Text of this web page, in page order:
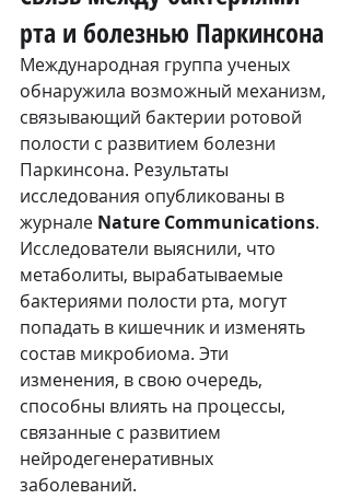
рта и болезнью Паркинсона
Международная группа ученых
обнаружила возможный механизм,
связывающий бактерии ротовой
полости с развитием болезни
Паркинсона. Результаты
исследования опубликованы в
журнале Nature Communications.
Исследователи выяснили, что
метаболиты, вырабатываемые
бактериями полости рта, могут
попадать в кишечник и изменять
состав микробиома. Эти
изменения, в свою очередь,
способны влиять на процессы,
связанные с развитием
нейродегенеративных
заболеваний.